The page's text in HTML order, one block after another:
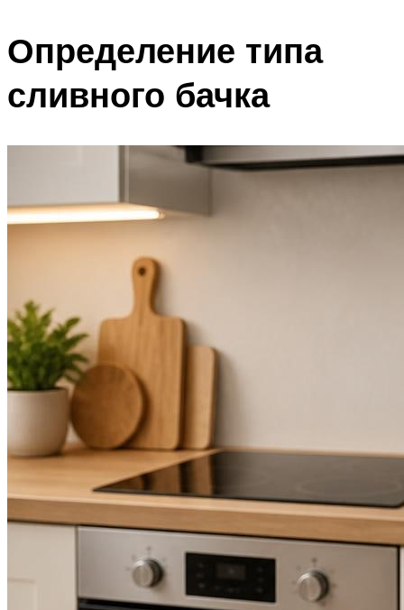
Определение типа
сливного бачка